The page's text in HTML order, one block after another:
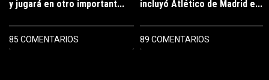
y jugará en otro important...
85 COMENTARIOS
incluyó Atlético de Madrid e...
89 COMENTARIOS